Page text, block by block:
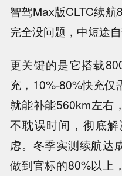
智驾Max版CLTC续
完全没问题，中短途
更关键的是它搭载
充，10%-80%快充仅
就能补能560km左右
不耽误时间，彻底
虑。冬季实测续航达
做到官标的80%以上